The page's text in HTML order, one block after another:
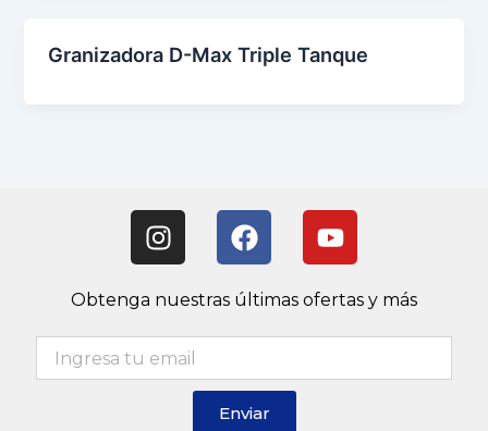
Granizadora D-Max Triple Tanque
I
n
t
a
g
r
F
a
e
b
o
k
Y
o
t
u
e
Obtenga nuestras últimas ofertas y más
Enviar